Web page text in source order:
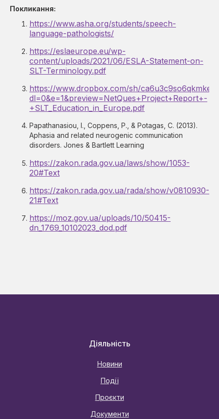
Покликання:
https://www.asha.org/students/speech-
language-pathologists/
https://eslaeurope.eu/wp-
content/uploads/2021/06/ESLA-Statement-on-
SLT-Terminology.pdf
https://www.dropbox.com/sh/ca6u3c9so6qkmke/
dl=0&e=1&preview=NetQues+Project+Report+-
+SLT_Education_in_Europe.pdf
Papathanasiou, I., Coppens, P., & Potagas, C. (2013).
Aphasia and related neurogenic communication
disorders. Jones & Bartlett Learning
https://zakon.rada.gov.ua/laws/show/1053-
20#Text
https://zakon.rada.gov.ua/rada/show/v0810930-
21#Text
https://moz.gov.ua/uploads/10/50415-
dn_1769_10102023_dod.pdf
Діяльність
Новини
Події
Проєкти
Документи